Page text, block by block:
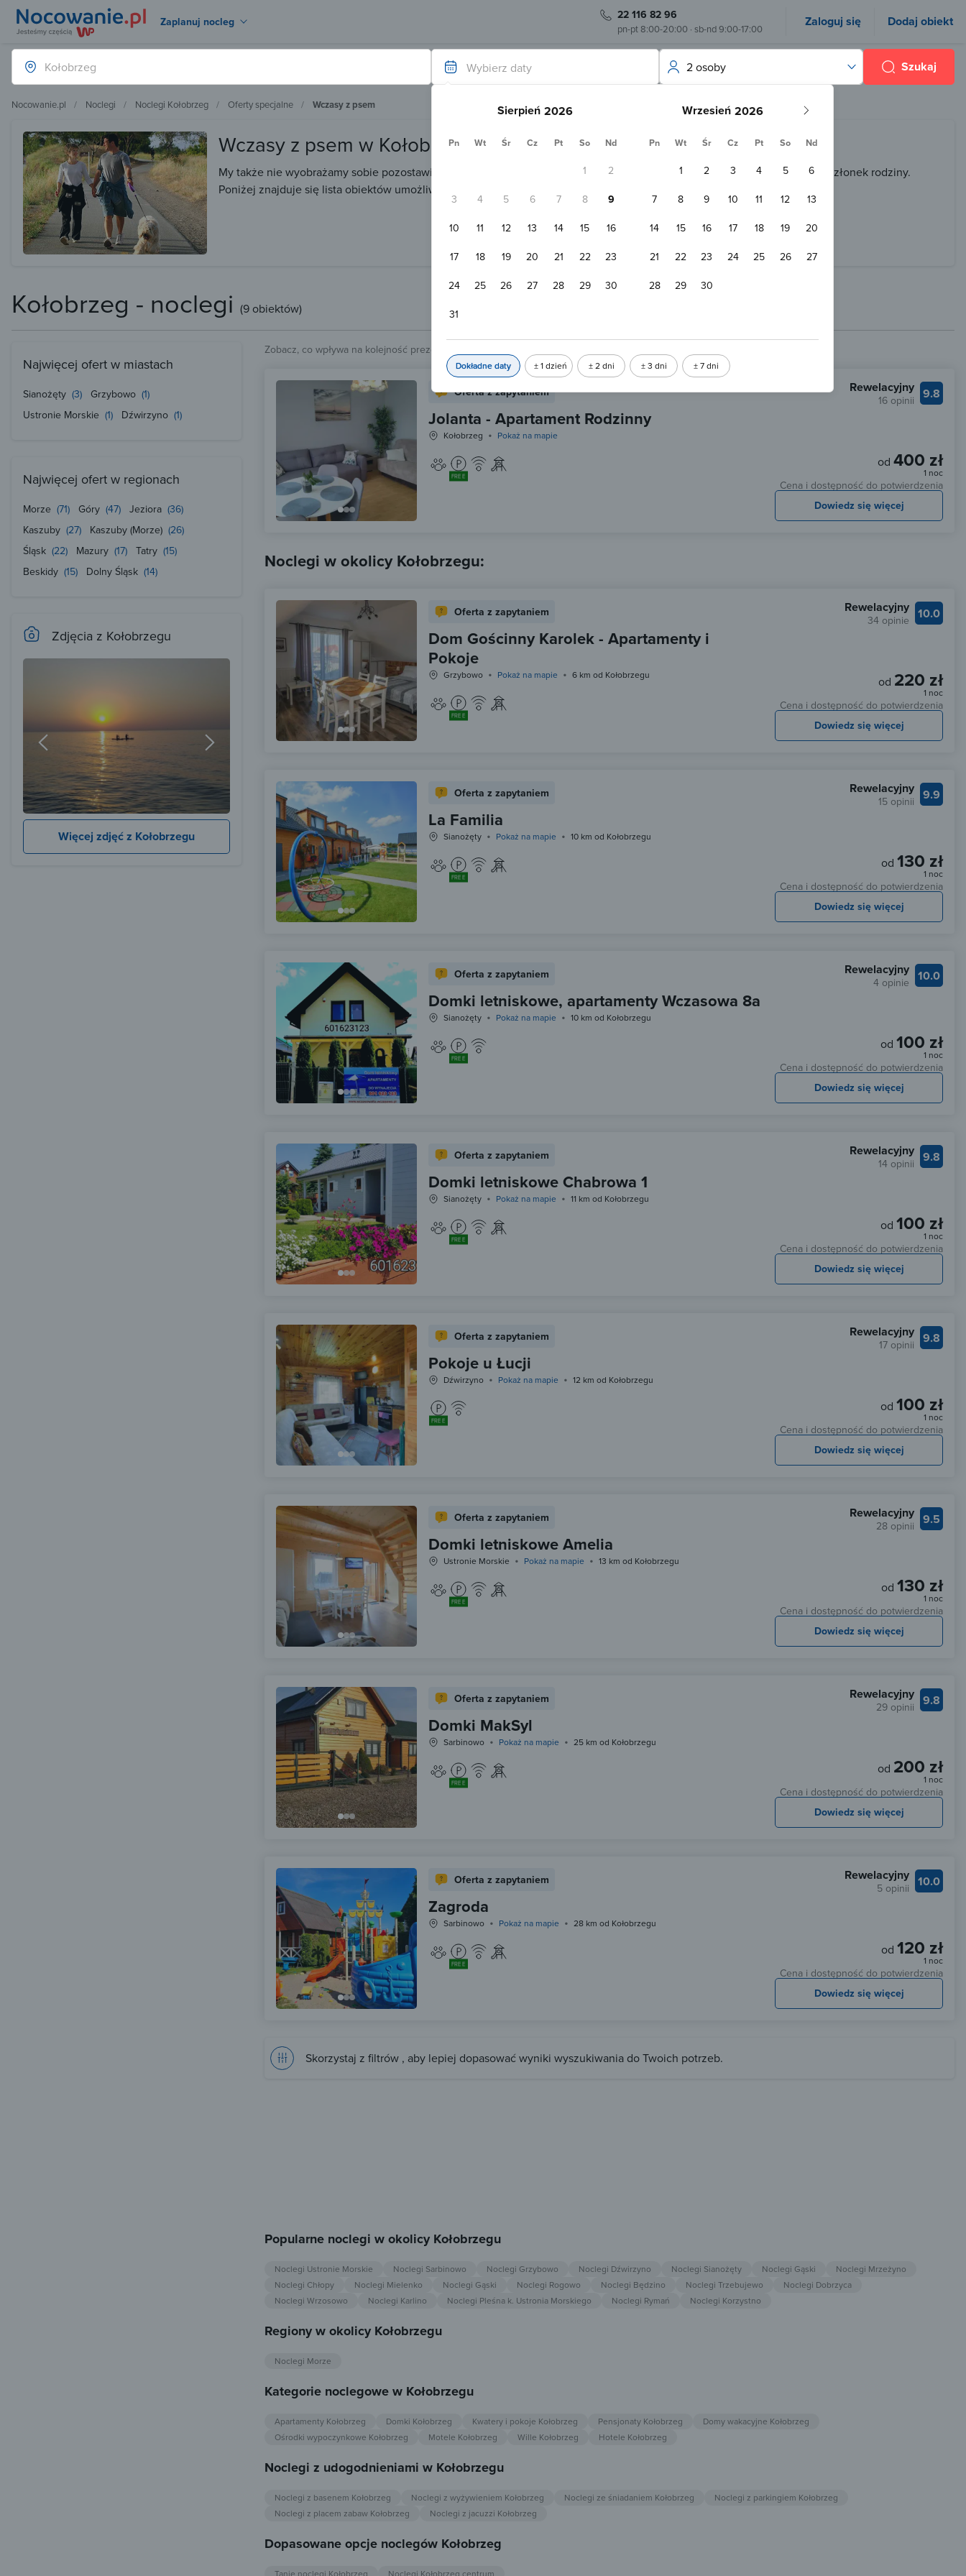
Zaplanuj nocleg 22 116 82 96
pn-pt 8:00-20:00 · sb-nd 9:00-17:00 Zaloguj się Dodaj obiekt
Wybierz daty
Sierpień Wrzesień
Pn Wt Śr Cz Pt So Nd Pn Wt Śr Cz Pt So Nd
1
2
3
4 5 6 7 8
9
10
11 12 13 14 15
16
17
18 19 20 21 22
23
24
25 26 27 28 29
30
31
1 2 3 4 5
6
7
8 9 10 11 12
13
14
15 16 17 18 19
20
21
22 23 24 25 26
27
28
29 30
Dokładne daty ± 1 dzień ± 2 dni ± 3 dni ± 7 dni
2 osoby Szukaj
Nocowanie.pl Noclegi Noclegi Kołobrzeg Oferty specjalne Wczasy z psem
Wczasy z psem w Kołobrzegu
My także nie wyobrażamy sobie pozostawienia czworonożnego przyjaciela w domu na czas wyjazdu, w końcu jest on jak członek rodziny.
Poniżej znajduje się lista obiektów umożliwiających przyjazd z psem.
Kołobrzeg - noclegi (9 obiektów)
Zobacz, co wpływa na kolejność prezentowanych obiektów.
Oferta z zapytaniem
Jolanta - Apartament Rodzinny
Kołobrzeg Pokaż na mapie
FREE
9.8
Rewelacyjny
16 opinii
od 400 zł
1 noc
Cena i dostępność do potwierdzenia
Dowiedz się więcej
Noclegi w okolicy Kołobrzegu:
Oferta z zapytaniem
Dom Gościnny Karolek - Apartamenty i
Pokoje
Grzybowo Pokaż na mapie 6 km od Kołobrzegu
FREE
10.0
Rewelacyjny
34 opinie
od 220 zł
1 noc
Cena i dostępność do potwierdzenia
Dowiedz się więcej
Oferta z zapytaniem
La Familia
Sianożęty Pokaż na mapie 10 km od Kołobrzegu
FREE
9.9
Rewelacyjny
15 opinii
od 130 zł
1 noc
Cena i dostępność do potwierdzenia
Dowiedz się więcej
Oferta z zapytaniem
Domki letniskowe, apartamenty Wczasowa 8a
Sianożęty Pokaż na mapie 10 km od Kołobrzegu
FREE
10.0
Rewelacyjny
4 opinie
od 100 zł
1 noc
Cena i dostępność do potwierdzenia
Dowiedz się więcej
Oferta z zapytaniem
Domki letniskowe Chabrowa 1
Sianożęty Pokaż na mapie 11 km od Kołobrzegu
FREE
9.8
Rewelacyjny
14 opinii
od 100 zł
1 noc
Cena i dostępność do potwierdzenia
Dowiedz się więcej
Oferta z zapytaniem
Pokoje u Łucji
Dźwirzyno Pokaż na mapie 12 km od Kołobrzegu
FREE
9.8
Rewelacyjny
17 opinii
od 100 zł
1 noc
Cena i dostępność do potwierdzenia
Dowiedz się więcej
Oferta z zapytaniem
Domki letniskowe Amelia
Ustronie Morskie Pokaż na mapie 13 km od Kołobrzegu
FREE
9.5
Rewelacyjny
28 opinii
od 130 zł
1 noc
Cena i dostępność do potwierdzenia
Dowiedz się więcej
Oferta z zapytaniem
Domki MakSyl
Sarbinowo Pokaż na mapie 25 km od Kołobrzegu
FREE
9.8
Rewelacyjny
29 opinii
od 200 zł
1 noc
Cena i dostępność do potwierdzenia
Dowiedz się więcej
Oferta z zapytaniem
Zagroda
Sarbinowo Pokaż na mapie 28 km od Kołobrzegu
FREE
10.0
Rewelacyjny
5 opinii
od 120 zł
1 noc
Cena i dostępność do potwierdzenia
Dowiedz się więcej
Skorzystaj z filtrów , aby lepiej dopasować wyniki wyszukiwania do Twoich potrzeb.
Popularne noclegi w okolicy Kołobrzegu
Noclegi Ustronie Morskie Noclegi Sarbinowo Noclegi Grzybowo Noclegi Dźwirzyno Noclegi Sianożęty Noclegi Gąski
Noclegi Mrzeżyno
Noclegi Chłopy
Noclegi Mielenko Noclegi Gąski Noclegi Rogowo Noclegi Będzino Noclegi Trzebujewo
Noclegi Dobrzyca
Noclegi Wrzosowo
Noclegi Karlino Noclegi Pleśna k. Ustronia Morskiego Noclegi Rymań Noclegi Korzystno
Regiony w okolicy Kołobrzegu
Noclegi Morze
Kategorie noclegowe w Kołobrzegu
Apartamenty Kołobrzeg Domki Kołobrzeg Kwatery i pokoje Kołobrzeg Pensjonaty Kołobrzeg
Domy wakacyjne Kołobrzeg
Ośrodki wypoczynkowe Kołobrzeg
Motele Kołobrzeg Wille Kołobrzeg Hotele Kołobrzeg
Noclegi z udogodnieniami w Kołobrzegu
Noclegi z basenem Kołobrzeg Noclegi z wyżywieniem Kołobrzeg Noclegi ze śniadaniem Kołobrzeg
Noclegi z parkingiem Kołobrzeg
Noclegi z placem zabaw Kołobrzeg
Noclegi z jacuzzi Kołobrzeg
Dopasowane opcje noclegów Kołobrzeg
Tanie noclegi Kołobrzeg Noclegi Kołobrzeg centrum
Najwięcej ofert w miastach
Sianożęty (3) Grzybowo (1)
Ustronie Morskie (1) Dźwirzyno (1)
Najwięcej ofert w regionach
Morze (71) Góry (47) Jeziora (36)
Kaszuby (27) Kaszuby (Morze) (26)
Śląsk (22) Mazury (17) Tatry (15)
Beskidy (15) Dolny Śląsk (14)
Zdjęcia z Kołobrzegu
Więcej zdjęć z Kołobrzegu